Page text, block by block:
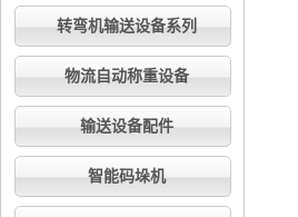
转弯机输送设备系列
物流自动称重设备
输送设备配件
智能码垛机